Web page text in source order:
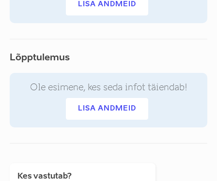
LISA ANDMEID
Lõpptulemus
Ole esimene, kes seda infot täiendab!
LISA ANDMEID
Kes vastutab?